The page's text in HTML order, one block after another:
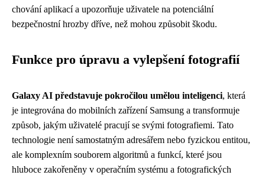
chování aplikací a upozorňuje uživatele na potenciální
bezpečnostní hrozby dříve, než mohou způsobit škodu.
Funkce pro úpravu a vylepšení fotografií
Galaxy AI představuje pokročilou umělou inteligenci, která
je integrována do mobilních zařízení Samsung a transformuje
způsob, jakým uživatelé pracují se svými fotografiemi. Tato
technologie není samostatným adresářem nebo fyzickou entitou,
ale komplexním souborem algoritmů a funkcí, které jsou
hluboce zakořeněny v operačním systému a fotografických